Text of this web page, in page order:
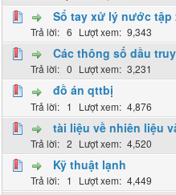
Sổ tay xử lý nước tập
6 9,343
Các thông số dầu
0 3,231
đồ án qttbị
1 4,876
tài liệu về nhiên liệu
2 4,520
Kỹ thuật lạnh
1 4,449